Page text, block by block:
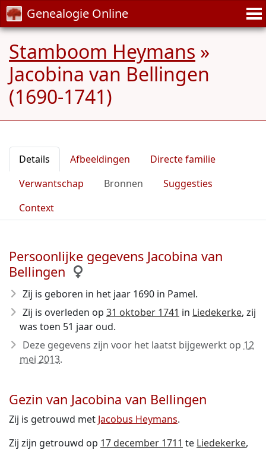
Genealogie Online
Stamboom Heymans »
Jacobina van Bellingen
(1690-1741)
Details Afbeeldingen
Directe familie
Verwantschap
Bronnen
Suggesties
Context
Persoonlijke gegevens Jacobina van
Bellingen
Zij is geboren in het jaar 1690 in Pamel.
Zij is overleden op 31 oktober 1741 in Liedekerke, zij
was toen 51 jaar oud.
Deze gegevens zijn voor het laatst bijgewerkt op 12
mei 2013.
Gezin van Jacobina van Bellingen
Zij is getrouwd met Jacobus Heymans.
Zij zijn getrouwd op 17 december 1711 te Liedekerke,